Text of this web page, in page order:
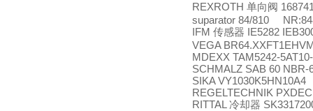
REXROTH 单向阀
suparator 84/810
IFM 传感器 IE5282
VEGA
MDEXX TAM5242-
SCHMALZ SAB 60 NBR-
SIKA VY1030K5HN10A4
REGELTECHNIK
RITTAL 冷却器